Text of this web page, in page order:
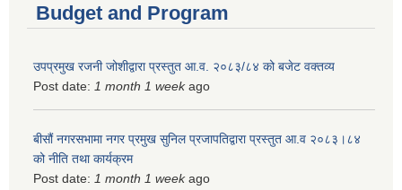
Budget and Program
उपप्रमुख रजनी जोशीद्वारा प्रस्तुत आ.व. २०८३/८४ को बजेट वक्तव्य
Post date: 1 month 1 weekago
बीसौं नगरसभामा नगर प्रमुख सुनिल प्रजापतिद्वारा प्रस्तुत आ.व‍ २०८३।८४
को नीति तथा कार्यक्रम
Post date: 1 month 1 weekago